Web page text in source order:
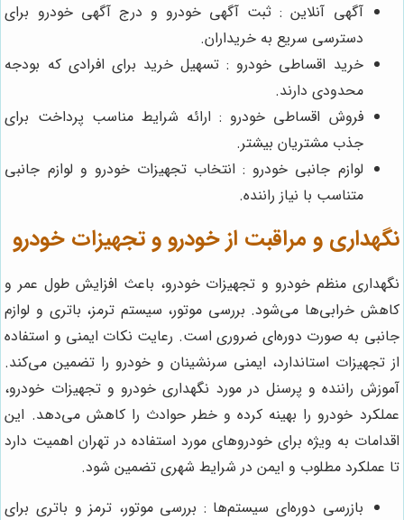
آگهی آنلاین : ثبت آگهی خودرو و درج آگهی خودرو برای
دسترسی سریع به خریداران.
خرید اقساطی خودرو : تسهیل خرید برای افرادی که بودجه
محدودی دارند.
فروش اقساطی خودرو : ارائه شرایط مناسب پرداخت برای
جذب مشتریان بیشتر.
لوازم جانبی خودرو : انتخاب تجهیزات خودرو و لوازم جانبی
متناسب با نیاز راننده.
نگهداری و مراقبت از خودرو و تجهیزات خودرو
نگهداری منظم خودرو و تجهیزات خودرو، باعث افزایش طول عمر و
کاهش خرابی‌ها می‌شود. بررسی موتور، سیستم ترمز، باتری و لوازم
جانبی به صورت دوره‌ای ضروری است. رعایت نکات ایمنی و استفاده
از تجهیزات استاندارد، ایمنی سرنشینان و خودرو را تضمین می‌کند.
آموزش راننده و پرسنل در مورد نگهداری خودرو و تجهیزات خودرو،
عملکرد خودرو را بهینه کرده و خطر حوادث را کاهش می‌دهد. این
اقدامات به ویژه برای خودروهای مورد استفاده در تهران اهمیت دارد
تا عملکرد مطلوب و ایمن در شرایط شهری تضمین شود.
بازرسی دوره‌ای سیستم‌ها : بررسی موتور، ترمز و باتری برای